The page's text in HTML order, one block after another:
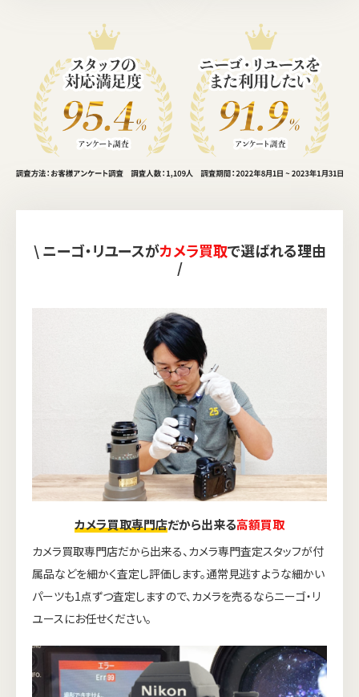
\ ニーゴ・リユースがカメラ買取で選ばれる理由
/
カメラ買取専門店だから出来る高額買取
カメラ買取専門店だから出来る、カメラ専門査定スタッフが付
属品などを細かく査定し評価します。通常見逃すような細かい
パーツも1点ずつ査定しますので、カメラを売るならニーゴ・リ
ユースにお任せください。